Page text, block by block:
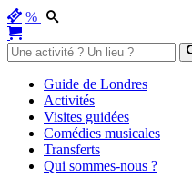
%
Guide de Londres
Activités
Visites guidées
Comédies musicales
Transferts
Qui sommes-nous ?